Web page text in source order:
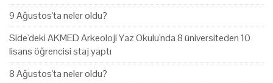
9 Ağustos'ta neler oldu?
Side'deki AKMED Arkeoloji Yaz Okulu'nda 8 üniversiteden 10
lisans öğrencisi staj yaptı
8 Ağustos'ta neler oldu?